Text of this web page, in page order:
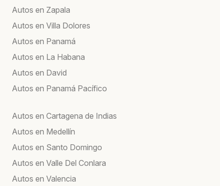
Autos en Zapala
Autos en Villa Dolores
Autos en Panamá
Autos en La Habana
Autos en David
Autos en Panamá Pacífico
Autos en Cartagena de Indias
Autos en Medellín
Autos en Santo Domingo
Autos en Valle Del Conlara
Autos en Valencia